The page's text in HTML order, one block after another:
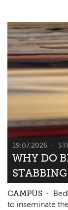
19.07.2026
WHY DO
CAMPUS
to inseminate